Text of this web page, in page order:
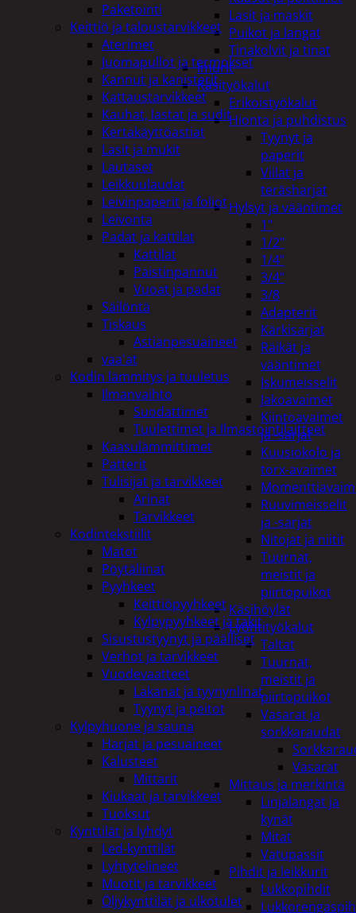
Lasit ja maskit
Puikot ja langat
Tinakolvit ja tinat
Imurit
Käsityökalut
Erikoistyökalut
Hionta ja puhdistus
Tyynyt ja
paperit
Viilat ja
teräsharjat
Hylsyt ja vääntimet
1"
1/2"
1/4"
3/4"
3/8
Adapterit
Kärkisarjat
Räikät ja
vääntimet
Iskumeisselit
Jakoavaimet
Kiintoavaimet
ja -sarjat
Kuusiokolo ja
torx-avaimet
Ruuvimeisselit
ja -sarjat
Nitojat ja niitit
Tuurnat,
meistit ja
piirtopuikot
Käsihöylät
Lyöntityökalut
Taltat
Tuurnat,
meistit ja
piirtopuikot
Vasarat ja
sorkkaraudat
Vasarat
Mittaus ja merkintä
Linjalangat ja
kynät
Mitat
Vatupassit
Pihdit ja leikkurit
Lukkopihdit
Paketointi
Keittiö ja taloustarvikkeet
Aterimet
Juomapullot ja termokset
Kannut ja kanisterit
Kattaustarvikkeet
Kauhat, lastat ja sudit
Kertakäyttöastiat
Lasit ja mukit
Lautaset
Leikkuulaudat
Leivinpaperit ja foliot
Leivonta
Padat ja kattilat
Kattilat
Paistinpannut
Vuoat ja padat
Säilöntä
Tiskaus
Astianpesuaineet
vaa'at
Kodin lämmitys ja tuuletus
Ilmanvaihto
Suodattimet
Tuulettimet ja Ilmastointilaitteet
Kaasulämmittimet
Patterit
Tulisijat ja tarvikkeet
Arinat
Tarvikkeet
Kodintekstiilit
Matot
Pöytäliinat
Pyyhkeet
Keittiöpyyhkeet
Kylpypyyhkeet ja takit
Sisustustyynyt ja päälliset
Verhot ja tarvikkeet
Vuodevaatteet
Lakanat ja tyynynlinat
Tyynyt ja peitot
Kylpyhuone ja sauna
Harjat ja pesuaineet
Kalusteet
Mittarit
Kiukaat ja tarvikkeet
Tuoksut
Kynttilät ja lyhdyt
Led-kynttilät
Lyhtytelineet
Muotit ja tarvikkeet
Öljykynttilät ja ulkotulet